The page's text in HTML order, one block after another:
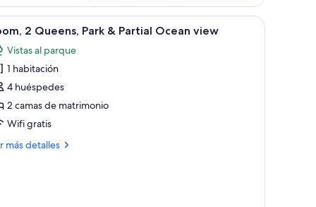
al océano. Un balcón con mobiliario de mimbre que da
1 2 Queens, Park & Partial Ocean view
Vistas al parque
1 habitación
4 huéspedes
2 camas de matrimonio
Wifi gratis
más detalles